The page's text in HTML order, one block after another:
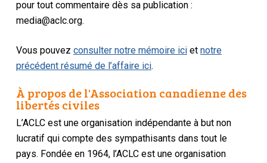
pour tout commentaire dès sa publication :
media@aclc.org.
Vous pouvez consulter notre mémoire iciet notre
précédent résumé de l’affaire ici.
À propos de l'Association canadienne des
libertés civiles
L’ACLC est une organisation indépendante à but non
lucratif qui compte des sympathisants dans tout le
pays. Fondée en 1964, l’ACLC est une organisation